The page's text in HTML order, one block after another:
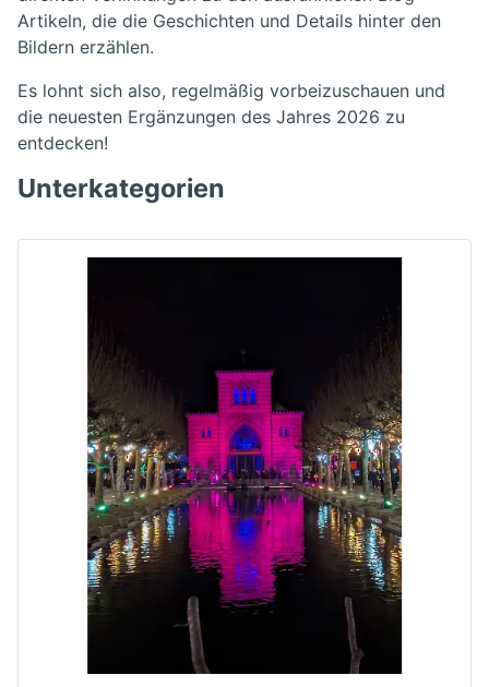
Artikeln, die die Geschichten und Details hinter den
Bildern erzählen.
Es lohnt sich also, regelmäßig vorbeizuschauen und
die neuesten Ergänzungen des Jahres 2026 zu
entdecken!
Unterkategorien